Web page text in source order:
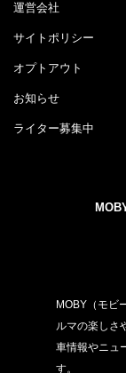
運営会社
サイトポリシー
オプトアウト
お知らせ
ライター募集中
MOBY（モビ
ルマの楽しさ
車情報やニュ
す。